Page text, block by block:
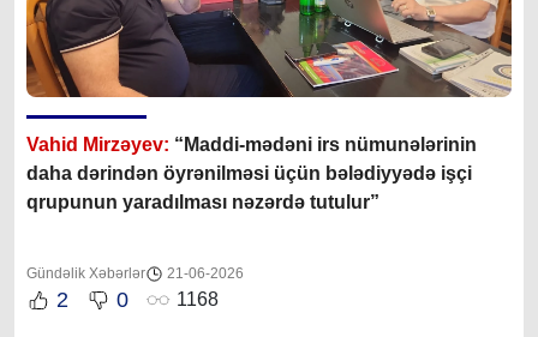
Vahid Mirzəyev: “Maddi-mədəni irs nümunələrinin
daha dərindən öyrənilməsi üçün bələdiyyədə işçi
qrupunun yaradılması nəzərdə tutulur”
Gündəlik Xəbərlər 21-06-2026
2 0 1168